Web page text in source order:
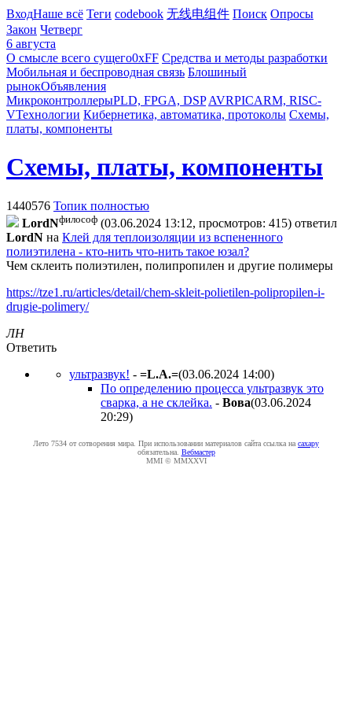
ВходНаше всё Теги codebook 无线电组件 Поиск Опросы
Закон Четверг
6 августа
О смысле всего сущего0xFF Средства и методы разработки
Мобильная и беспроводная связь Блошиный
рынокОбъявления
МикроконтроллерыPLD, FPGA, DSP AVRPICARM, RISC-
VТехнологии Кибернетика, автоматика, протоколы Схемы,
платы, компоненты
Схемы, платы, компоненты
1440576 Топик полностью
LordNфилософ (03.06.2024 13:12, просмотров: 415) ответил
LordN на Клей для теплоизоляции из вспененного
полиэтилена - кто-нить что-нить такое юзал?
Чем склеить полиэтилен, полипропилен и другие полимеры
https://tze1.ru/articles/detail/chem-skleit-polietilen-polipropilen-i-
drugie-polimery/
ЛН
Ответить
ультразвук! - =L.A.=(03.06.2024 14:00)
По определению процесса ультразвук это
сварка, а не склейка. - Boвa(03.06.2024
20:29)
Лето 7534 от сотворения мира. При использовании материалов сайта ссылка на caxapу
обязательна. Вебмастер
MMI © MMXXVI